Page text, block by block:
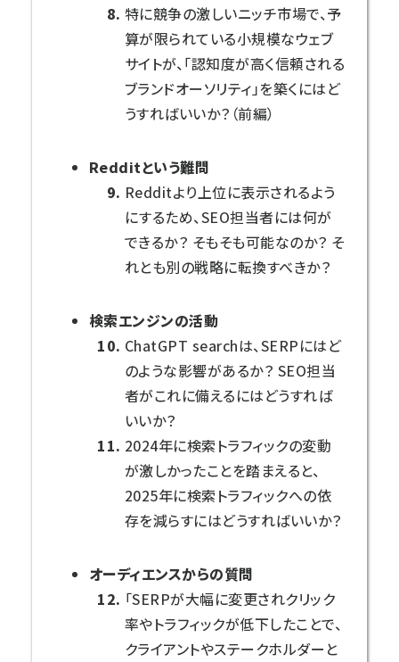
特に競争の激しいニッチ市場で、予
算が限られている小規模なウェブ
サイトが、「認知度が高く信頼される
ブランドオーソリティ」を築くにはど
うすればいいか？（前編）
Redditという難問
Redditより上位に表示されるよう
にするため、SEO担当者には何が
できるか？ そもそも可能なのか？ そ
れとも別の戦略に転換すべきか？
検索エンジンの活動
ChatGPT searchは、SERPにはど
のような影響があるか？ SEO担当
者がこれに備えるにはどうすれば
いいか？
2024年に検索トラフィックの変動
が激しかったことを踏まえると、
2025年に検索トラフィックへの依
存を減らすにはどうすればいいか？
オーディエンスからの質問
「SERPが大幅に変更されクリック
率やトラフィックが低下したことで、
クライアントやステークホルダーと